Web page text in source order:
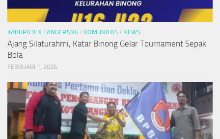
KABUPATEN TANGERANG / KOMUNITAS / NEWS
Ajang Silaturahmi, Katar Binong Gelar Tournament Sepak
Bola
FEBRUARI 1, 2026